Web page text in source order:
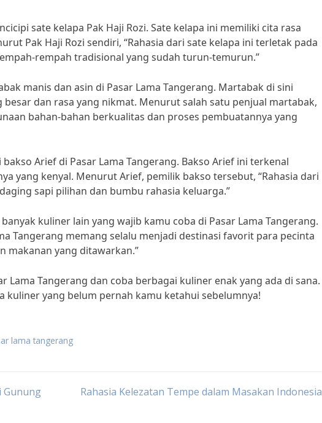
sate kelapa Pak Haji Rozi. Sate kelapa ini memiliki cita rasa
Pak Haji Rozi sendiri, “Rahasia dari sate kelapa ini terletak pada
rempah tradisional yang sudah turun-temurun.”
manis dan asin di Pasar Lama Tangerang. Martabak di sini
dan rasa yang nikmat. Menurut salah satu penjual martabak,
bahan-bahan berkualitas dan proses pembuatannya yang
Arief di Pasar Lama Tangerang. Bakso Arief ini terkenal
yang kenyal. Menurut Arief, pemilik bakso tersebut, “Rahasia dari
sapi pilihan dan bumbu rahasia keluarga.”
kuliner lain yang wajib kamu coba di Pasar Lama Tangerang.
Tangerang memang selalu menjadi destinasi favorit para pecinta
makanan yang ditawarkan.”
Lama Tangerang dan coba berbagai kuliner enak yang ada di sana.
kuliner yang belum pernah kamu ketahui sebelumnya!
lama tangerang
Gunung
Rahasia Kelezatan Tempe dalam Masakan Indonesia